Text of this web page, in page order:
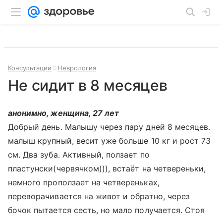
Консультации Неврология
Не сидит в 8 месяцев
анонимно, женщина, 27 лет
Добрый день. Малышу через пару дней 8 месяцев.
малыш крупный, весит уже больше 10 кг и рост 73
см. Два зуба. Активный, ползает по
пластунски(червячком))), встаёт на четвереньки,
немного проползает на четвереньках,
переворачивается на живот и обратно, через
бочок пытается сесть, но мало получается. Стоя